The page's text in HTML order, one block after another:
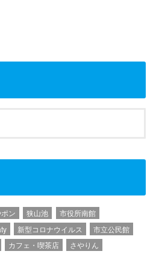
ン 狭山池
市役所南館
新型コロナウイルス
市立公民館
カフェ・喫茶店
さやりん